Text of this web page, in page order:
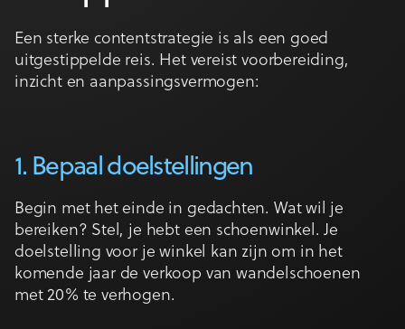
Een sterke contentstrategie is als een goed
uitgestippelde reis. Het vereist voorbereiding,
inzicht en aanpassingsvermogen:
1. Bepaal doelstellingen
Begin met het einde in gedachten. Wat wil je
bereiken? Stel, je hebt een schoenwinkel. Je
doelstelling voor je winkel kan zijn om in het
komende jaar de verkoop van wandelschoenen
met 20% te verhogen.